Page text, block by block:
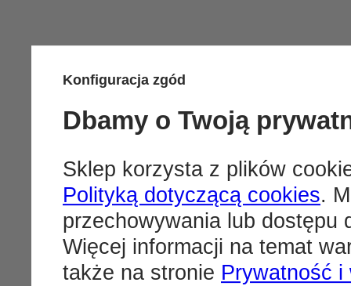
Konfiguracja zgód
Dbamy o Twoją
Sklep korzysta z plików
Polityką dotyczącą cookies.
przechowywania lub dostępu
Więcej informacji na temat
także na stronie Prywatność i